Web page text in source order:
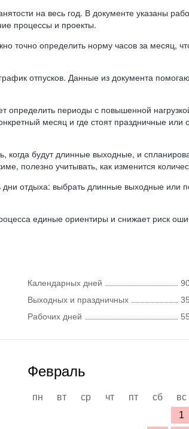
на весь год. В документе указаны
процессы и проекты.
точно определить норму часов за месяц,
отпусков. Данные из документа
определить периоды с повышенной
месяц и где стоят праздничные
когда будут длинные выходные, и
полезно учитывать, как изменится
отдыха: выбрать длинные выходные
единые ориентиры и снижает риск
Календарных дней
Выходных и праздничных
35
Рабочих дней
55
Февраль
пн вт ср чт пт сб
вс
1